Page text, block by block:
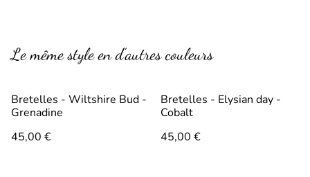
Le même style en d’autres couleurs
Bretelles - Wiltshire Bud -
Grenadine
45,00 €
Bretelles - Elysian day -
Cobalt
45,00 €